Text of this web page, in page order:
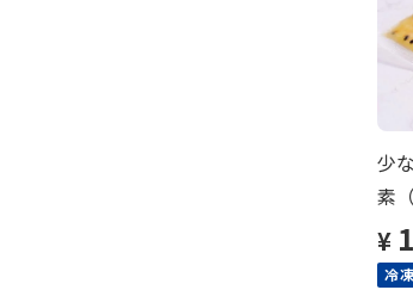
少
素
¥
冷凍